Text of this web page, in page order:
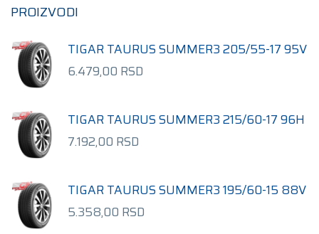
PROIZVODI
TIGAR TAURUS SUMMER3 205/55-17 95V
6.479,00 RSD
TIGAR TAURUS SUMMER3 215/60-17 96H
7.192,00 RSD
TIGAR TAURUS SUMMER3 195/60-15 88V
5.358,00 RSD